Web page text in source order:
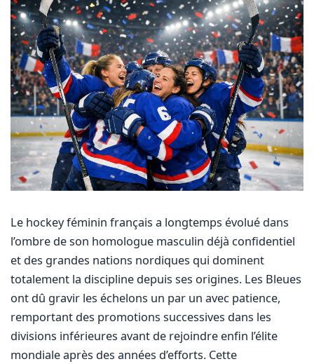
Le hockey féminin français a longtemps évolué dans
l’ombre de son homologue masculin déjà confidentiel
et des grandes nations nordiques qui dominent
totalement la discipline depuis ses origines. Les Bleues
ont dû gravir les échelons un par un avec patience,
remportant des promotions successives dans les
divisions inférieures avant de rejoindre enfin l’élite
mondiale après des années d’efforts. Cette